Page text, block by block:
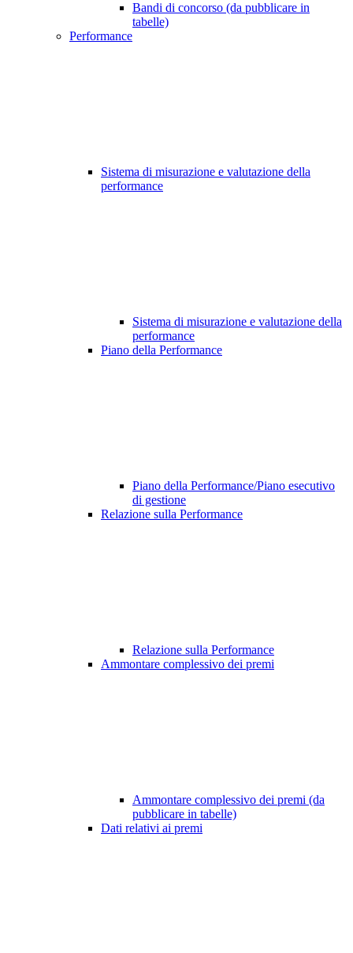
Bandi di concorso (da pubblicare in
tabelle)
Performance
Sistema di misurazione e valutazione della
performance
Sistema di misurazione e valutazione della
performance
Piano della Performance
Piano della Performance/Piano esecutivo
di gestione
Relazione sulla Performance
Relazione sulla Performance
Ammontare complessivo dei premi
Ammontare complessivo dei premi (da
pubblicare in tabelle)
Dati relativi ai premi